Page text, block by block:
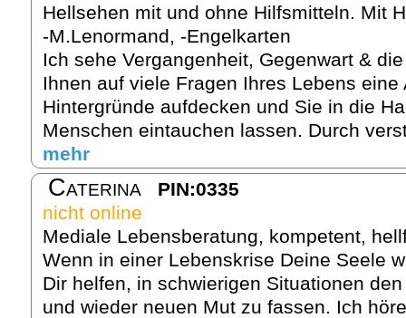
Hellsehen mit und ohne Hilfsmitteln. Mit
-M.Lenormand, -Engelkarten
Ich sehe Vergangenheit, Gegenwart &
Ihnen auf viele Fragen Ihres Lebens eine
Hintergründe aufdecken und Sie in die
Menschen eintauchen lassen. Durch
mehr
Caterina
PIN:0335
nicht online
Mediale Lebensberatung, kompetent,
Wenn in einer Lebenskrise Deine Seele
Dir helfen, in schwierigen Situationen
und wieder neuen Mut zu fassen. Ich